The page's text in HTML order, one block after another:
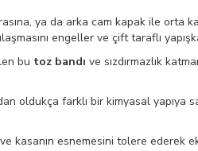
ya da arka cam kapak ile orta
engeller ve çift taraflı
bu toz bandı ve sızdırmazlık
oldukça farklı bir kimyasal
kasanın esnemesini tolere ederek